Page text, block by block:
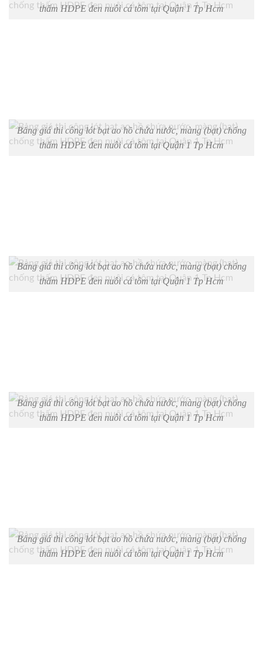
thấm HDPE đen nuôi cá tôm tại Quận 1 Tp Hcm
Bảng giá thi công lót bạt ao hồ chứa nước, màng (bạt) chống
thấm HDPE đen nuôi cá tôm tại Quận 1 Tp Hcm
Bảng giá thi công lót bạt ao hồ chứa nước, màng (bạt) chống
thấm HDPE đen nuôi cá tôm tại Quận 1 Tp Hcm
Bảng giá thi công lót bạt ao hồ chứa nước, màng (bạt) chống
thấm HDPE đen nuôi cá tôm tại Quận 1 Tp Hcm
Bảng giá thi công lót bạt ao hồ chứa nước, màng (bạt) chống
thấm HDPE đen nuôi cá tôm tại Quận 1 Tp Hcm